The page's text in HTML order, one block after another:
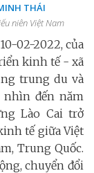
THÁI
niên Việt Nam
02-2022, của
kinh tế - xã
trung du và
nhìn đến năm
Lào Cai trở
tế giữa Việt
Trung Quốc.
chuyển đổi